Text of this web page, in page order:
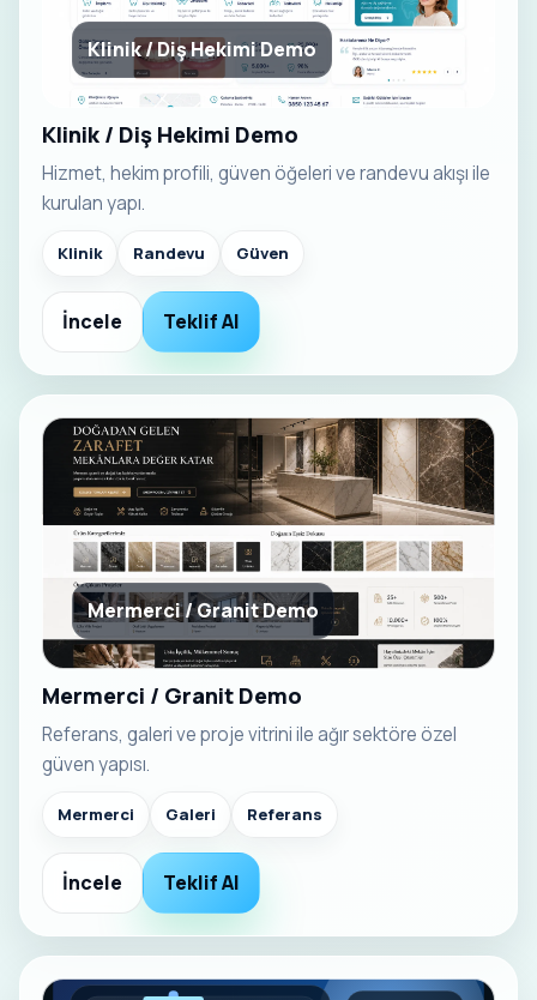
Klinik / Diş Hekimi Demo
Klinik / Diş Hekimi Demo
Hizmet, hekim profili, güven öğeleri ve randevu akışı ile
kurulan yapı.
Klinik Randevu Güven
İncele Teklif Al
Mermerci / Granit Demo
Mermerci / Granit Demo
Referans, galeri ve proje vitrini ile ağır sektöre özel
güven yapısı.
Mermerci Galeri Referans
İncele Teklif Al